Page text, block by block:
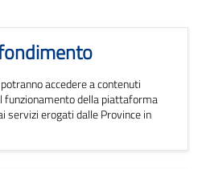
accedere a contenuti
della piattaforma
servizi erogati dalle Province in